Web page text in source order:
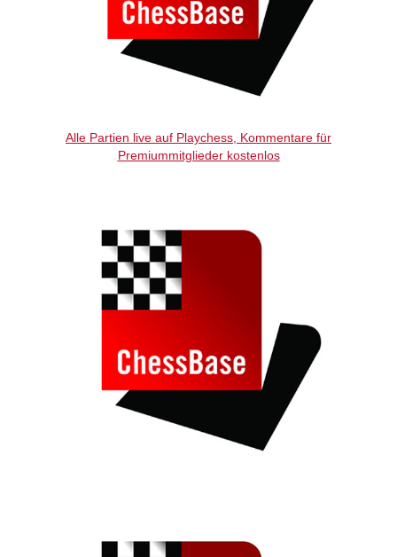
Alle Partien live auf Playchess, Kommentare für
Premiummitglieder kostenlos